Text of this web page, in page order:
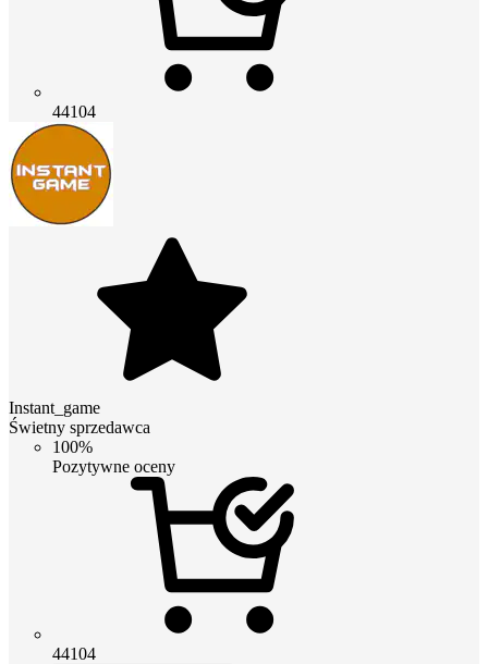
44104
Instant_game
Świetny sprzedawca
100%
Pozytywne oceny
44104